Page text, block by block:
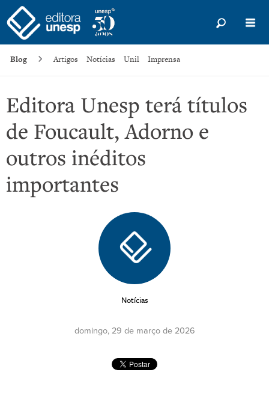
Blog Artigos Notícias Unil Imprensa
Editora Unesp terá títulos
de Foucault, Adorno e
outros inéditos
importantes
Notícias
domingo, 29 de março de 2026